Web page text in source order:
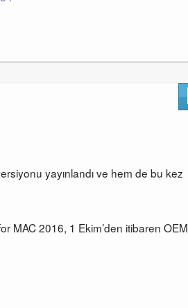
yayınlandı ve hem de bu kez
MAC 2016, 1 Ekim’den itibaren OEM